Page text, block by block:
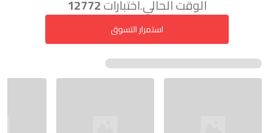
الوقت الحالي.اختبارات12772
استمرار التسوق